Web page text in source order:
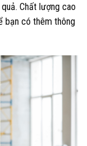
Chất lượng cao
bạn có thêm thông